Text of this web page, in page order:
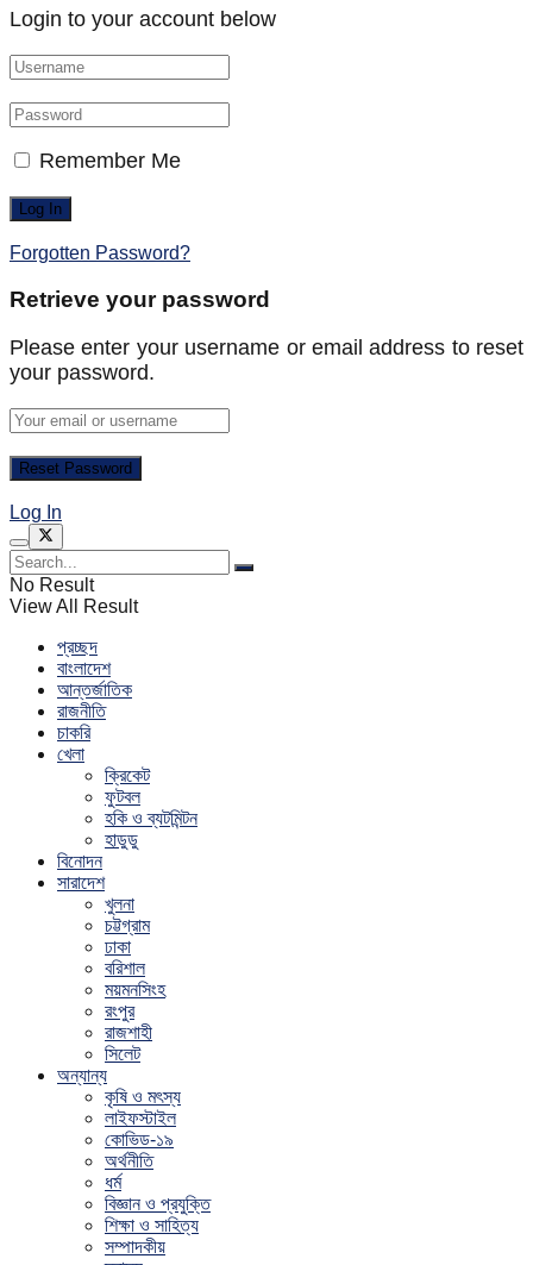
Login to your account below
Remember Me
Forgotten Password?
Retrieve your password
Please enter your username or email address to reset
your password.
Log In
No Result
View All Result
প্রচ্ছদ
বাংলাদেশ
আন্তর্জাতিক
রাজনীতি
চাকরি
খেলা
ক্রিকেট
ফুটবল
হকি ও ব্যটমিন্টন
হাডুডু
বিনোদন
সারাদেশ
খুলনা
চট্টগ্রাম
ঢাকা
বরিশাল
ময়মনসিংহ
রংপুর
রাজশাহী
সিলেট
অন্যান্য
কৃষি ও মৎস্য
লাইফস্টাইল
কোভিড-১৯
অর্থনীতি
ধর্ম
বিজ্ঞান ও প্রযুক্তি
শিক্ষা ও সাহিত্য
সম্পাদকীয়